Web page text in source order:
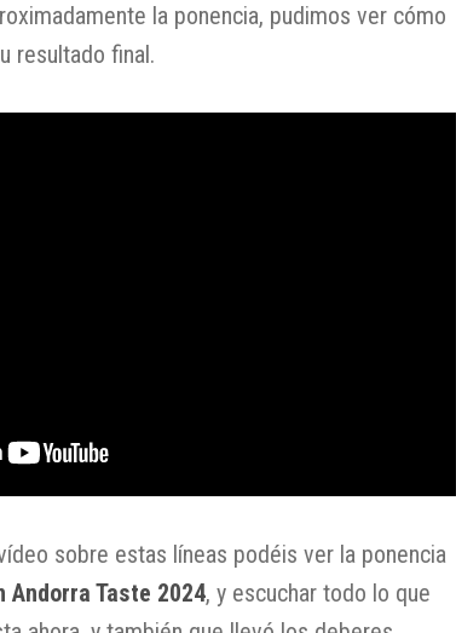
la ponencia, pudimos ver cómo
resultado final.
sobre estas líneas podéis ver la ponencia
Andorra Taste 2024, y escuchar todo lo que